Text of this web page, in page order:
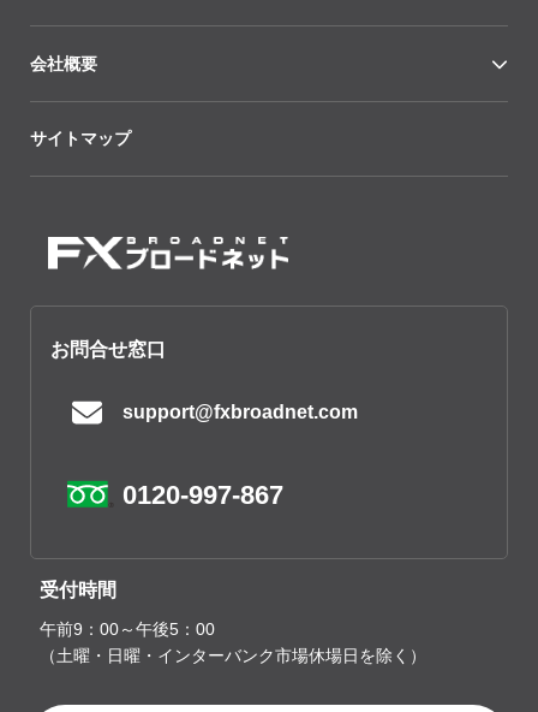
会社概要
サイトマップ
お問合せ窓口
support@fxbroadnet.com
0120-997-867
受付時間
午前9：00～午後5：00
（土曜・日曜・インターバンク市場休場日を除く）